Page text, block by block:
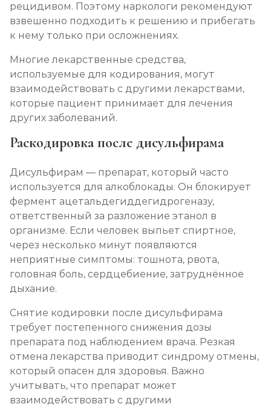
рецидивом. Поэтому наркологи рекомендуют
взвешенно подходить к решению и прибегать
к нему только при осложнениях.
Многие лекарственные средства,
используемые для кодирования, могут
взаимодействовать с другими лекарствами,
которые пациент принимает для лечения
других заболеваний.
Раскодировка после дисульфирама
Дисульфирам — препарат, который часто
используется для алкоблокады. Он блокирует
фермент ацетальдегиддегидрогеназу,
ответственный за разложение этанол в
организме. Если человек выпьет спиртное,
через несколько минут появляются
неприятные симптомы: тошнота, рвота,
головная боль, сердцебиение, затруднённое
дыхание.
Снятие кодировки после дисульфирама
требует постепенного снижения дозы
препарата под наблюдением врача. Резкая
отмена лекарства приводит синдрому отмены,
который опасен для здоровья. Важно
учитывать, что препарат может
взаимодействовать с другими